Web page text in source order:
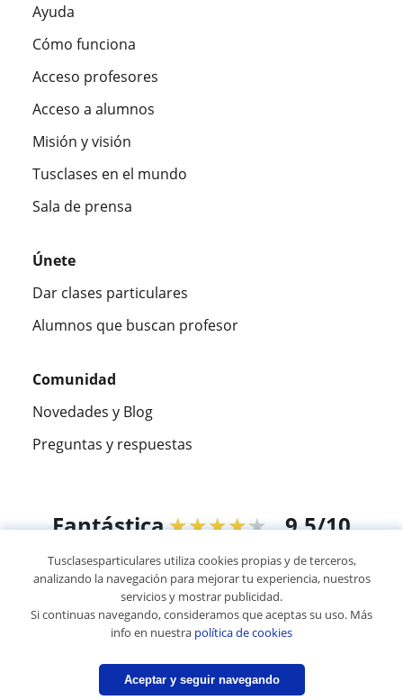
Ayuda
Cómo funciona
Acceso profesores
Acceso a alumnos
Misión y visión
Tusclases en el mundo
Sala de prensa
Únete
Dar clases particulares
Alumnos que buscan profesor
Comunidad
Novedades y Blog
Preguntas y respuestas
Fantástica★★★★★ 9,5/10
305915opiniones de alumnos
© 2007 - 2026 Tusclasesparticulares.com.ec
Mapa web:Profesores particulares
Tusclasesparticulares utiliza cookies propias y de terceros,
analizando la navegación para mejorar tu experiencia, nuestros
servicios y mostrar publicidad.
Si continuas navegando, consideramos que aceptas su uso. Más
info en nuestra política de cookies
Aceptar y seguir navegando